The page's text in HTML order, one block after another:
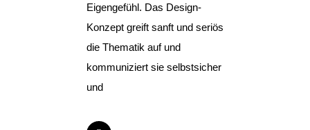
Eigengefühl. Das Design-
Konzept greift sanft und seriös
die Thematik auf und
kommuniziert sie selbstsicher
und